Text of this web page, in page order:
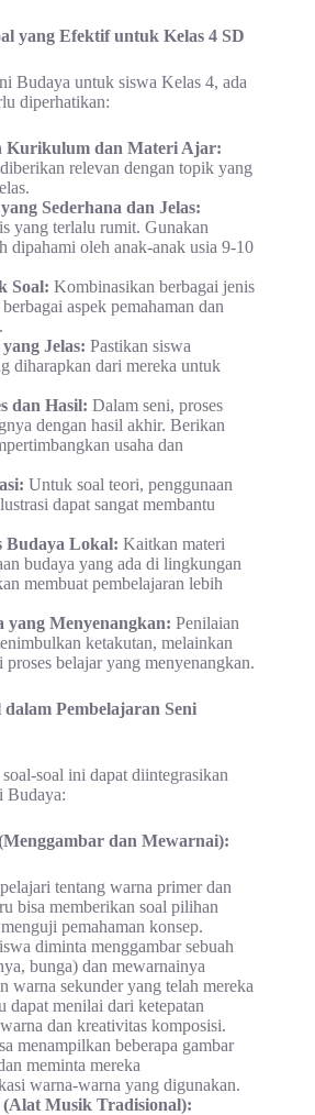
yang Efektif untuk Kelas 4 SD
Budaya untuk siswa Kelas 4, ada
diperhatikan:
Kurikulum dan Materi Ajar:
relevan dengan topik yang
Sederhana dan Jelas:
yang terlalu rumit. Gunakan
dipahami oleh anak-anak usia 9-10
Soal: Kombinasikan berbagai jenis
aspek pemahaman dan
Jelas: Pastikan siswa
diharapkan dari mereka untuk
dan Hasil: Dalam seni, proses
dengan hasil akhir. Berikan
usaha dan
Untuk soal teori, penggunaan
dapat sangat membantu
Budaya Lokal: Kaitkan materi
budaya yang ada di lingkungan
membuat pembelajaran lebih
yang Menyenangkan: Penilaian
ketakutan, melainkan
belajar yang menyenangkan.
Pembelajaran Seni
soal ini dapat diintegrasikan
Budaya:
dan Mewarnai):
tentang warna primer dan
bisa memberikan soal pilihan
pemahaman konsep.
diminta menggambar sebuah
bunga) dan mewarnainya
warna sekunder yang telah mereka
dapat menilai dari ketepatan
dan kreativitas komposisi.
menampilkan beberapa gambar
meminta mereka
warna-warna yang digunakan.
Musik Tradisional):